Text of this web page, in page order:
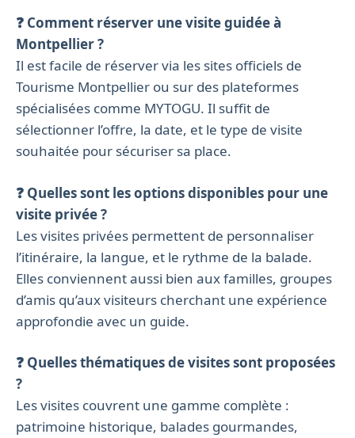
❓ Comment réserver une visite guidée à
Montpellier ?
Il est facile de réserver via les sites officiels de
Tourisme Montpellier ou sur des plateformes
spécialisées comme MYTOGU. Il suffit de
sélectionner l’offre, la date, et le type de visite
souhaitée pour sécuriser sa place.
❓ Quelles sont les options disponibles pour une
visite privée ?
Les visites privées permettent de personnaliser
l’itinéraire, la langue, et le rythme de la balade.
Elles conviennent aussi bien aux familles, groupes
d’amis qu’aux visiteurs cherchant une expérience
approfondie avec un guide.
❓ Quelles thématiques de visites sont proposées
?
Les visites couvrent une gamme complète :
patrimoine historique, balades gourmandes,